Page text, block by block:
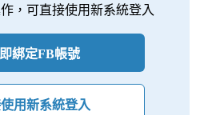
，可直接使用新系統登入
綁定FB帳號
用新系統登入